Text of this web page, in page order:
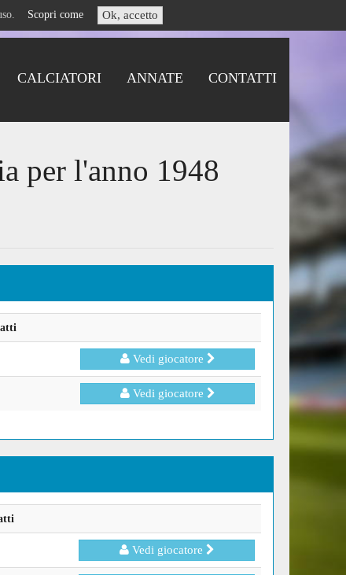
Scopri come Ok, accetto
CALCIATORI ANNATE CONTATTI
per l'anno 1948
Vedi giocatore
Vedi giocatore
Vedi giocatore